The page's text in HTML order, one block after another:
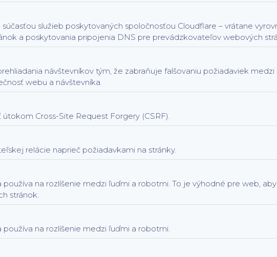
služieb poskytovaných spoločnosťou Cloudflare – vrátane
a poskytovania pripojenia DNS pre prevádzkovateľov webových
návštevníkov tým, že zabraňuje falšovaniu požiadaviek
webu a návštevníka.
Cross-Site Request Forgery (CSRF).
relácie naprieč požiadavkami na stránky.
na rozlíšenie medzi ľuďmi a robotmi. To je výhodné pre web,
stránok.
na rozlíšenie medzi ľuďmi a robotmi.